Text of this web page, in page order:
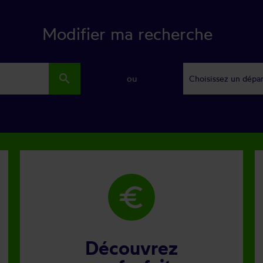
Modifier ma recherche
search ou Choisissez un
euro
Découvrez